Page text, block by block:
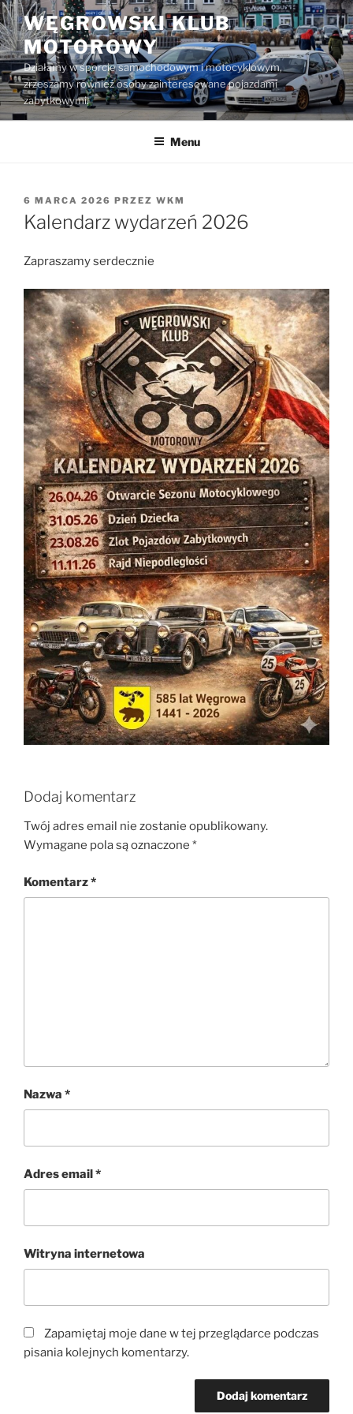
Przejdź
do
treści
WĘGROWSKI KLUB
MOTOROWY
Działamy w sporcie samochodowym i motocyklowym,
zrzeszamy również osoby zainteresowane pojazdami
zabytkowymi.
Menu
OPUBLIKOWANE
W
6 MARCA 2026 PRZEZ WKM
Kalendarz wydarzeń 2026
Zapraszamy serdecznie
Dodaj komentarz
Twój adres email nie zostanie opublikowany.
Wymagane pola są oznaczone *
Komentarz*
Nazwa *
Adres email*
Witryna internetowa
Zapamiętaj moje dane w tej przeglądarce podczas
pisania kolejnych komentarzy.